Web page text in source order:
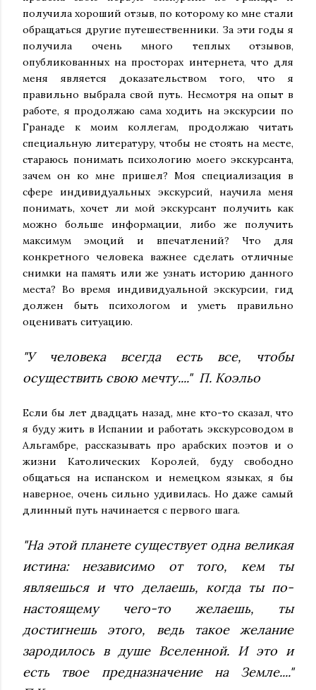
получила хороший отзыв, по которому ко мне стали
обращаться другие путешественники. За эти годы я
получила очень много теплых отзывов,
опубликованных на просторах интернета, что для
меня является доказательством того, что я
правильно выбрала свой путь. Несмотря на опыт в
работе, я продолжаю сама ходить на экскурсии по
Гранаде к моим коллегам, продолжаю читать
специальную литературу, чтобы не стоять на месте,
стараюсь понимать психологию моего экскурсанта,
зачем он ко мне пришел? Моя специализация в
сфере индивидуальных экскурсий, научила меня
понимать, хочет ли мой экскурсант получить как
можно больше информации, либо же получить
максимум эмоций и впечатлений? Что для
конкретного человека важнее сделать отличные
снимки на память или же узнать историю данного
места? Во время индивидуальной экскурсии, гид
должен быть психологом и уметь правильно
оценивать ситуацию.
"У человека всегда есть все, чтобы
осуществить свою мечту...." П. Коэльо
Если бы лет двадцать назад, мне кто-то сказал, что
я буду жить в Испании и работать экскурсоводом в
Альгамбре, рассказывать про арабских поэтов и о
жизни Католических Королей, буду свободно
общаться на испанском и немецком языках, я бы
наверное, очень сильно удивилась. Но даже самый
длинный путь начинается с первого шага.
"На этой планете существует одна великая
истина: независимо от того, кем ты
являешься и что делаешь, когда ты по-
настоящему чего-то желаешь, ты
достигнешь этого, ведь такое желание
зародилось в душе Вселенной. И это и
есть твое предназначение на Земле...."